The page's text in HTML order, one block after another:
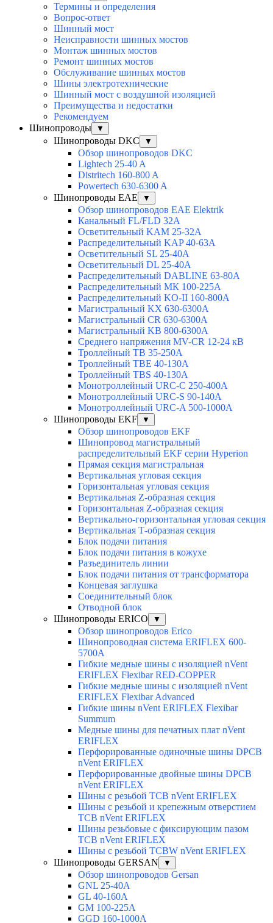
Термины и определения
Вопрос-ответ
Шинный мост
Неисправности шинных мостов
Монтаж шинных мостов
Ремонт шинных мостов
Обслуживание шинных мостов
Шины электротехнические
Шинный мост с воздушной изоляцией
Преимущества и недостатки
Рекомендуем
Шинопроводы
▼
Шинопроводы DKC ▼
Обзор шинопроводов DKC
Lightech 25-40 A
Distritech 160-800 A
Powertech 630-6300 A
Шинопроводы EAE
▼
Обзор шинопроводов EAE Elektrik
Канальный FL/FLD 32A
Осветительный KAM 25-32А
Распределительный KAP 40-63A
Осветительный SL 25-40А
Осветительный DL 25-40А
Распределительный DABLINE 63-80A
Распределительный МК 100-225А
Распределительный KO-II 160-800А
Магистральный KX 630-6300А
Магистральный CR 630-6300А
Магистральный KB 800-6300А
Среднего напряжения MV-CR 12-24 кВ
Троллейный TB 35-250A
Троллейный TBE 40-130A
Троллейный TBS 40-130A
Монотроллейный URC-C 250-400A
Монотроллейный URC-S 90-140A
Монотроллейный URC-A 500-1000A
Шинопроводы EKF
▼
Обзор шинопроводов EKF
Шинопровод магистральный
распределительный EKF серии Hyperion
Прямая секция магистральная
Вертикальная угловая секция
Горизонтальная угловая секция
Вертикальная Z-образная секция
Горизонтальная Z-образная секция
Вертикально-горизонтальная угловая секция
Вертикальная Т-образная секция
Блок подачи питания
Блок подачи питания в кожухе
Разъединитель линии
Блок подачи питания от трансформатора
Концевая заглушка
Соединительный блок
Отводной блок
Шинопроводы ERICO
▼
Обзор шинопроводов Erico
Шинопроводная система ERIFLEX 600-
5700A
Гибкие медные шины с изоляцией nVent
ERIFLEX Flexibar RED-COPPER
Гибкие медные шины с изоляцией nVent
ERIFLEX Flexibar Advanced
Гибкие шины nVent ERIFLEX Flexibar
Summum
Медные шины для печатных плат nVent
ERIFLEX
Перфорированные одиночные шины DPCB
nVent ERIFLEX
Перфорированные двойные шины DPCB
nVent ERIFLEX
Шины с резьбой TCB nVent ERIFLEX
Шины с резьбой и крепежным отверстием
TCB nVent ERIFLEX
Шины резьбовые с фиксирующим пазом
TCB nVent ERIFLEX
Шины с резьбой TCBW nVent ERIFLEX
Шинопроводы GERSAN
▼
Обзор шинопроводов Gersan
GNL 25-40A
GL 40-160A
GM 100-225A
GGD 160-1000A